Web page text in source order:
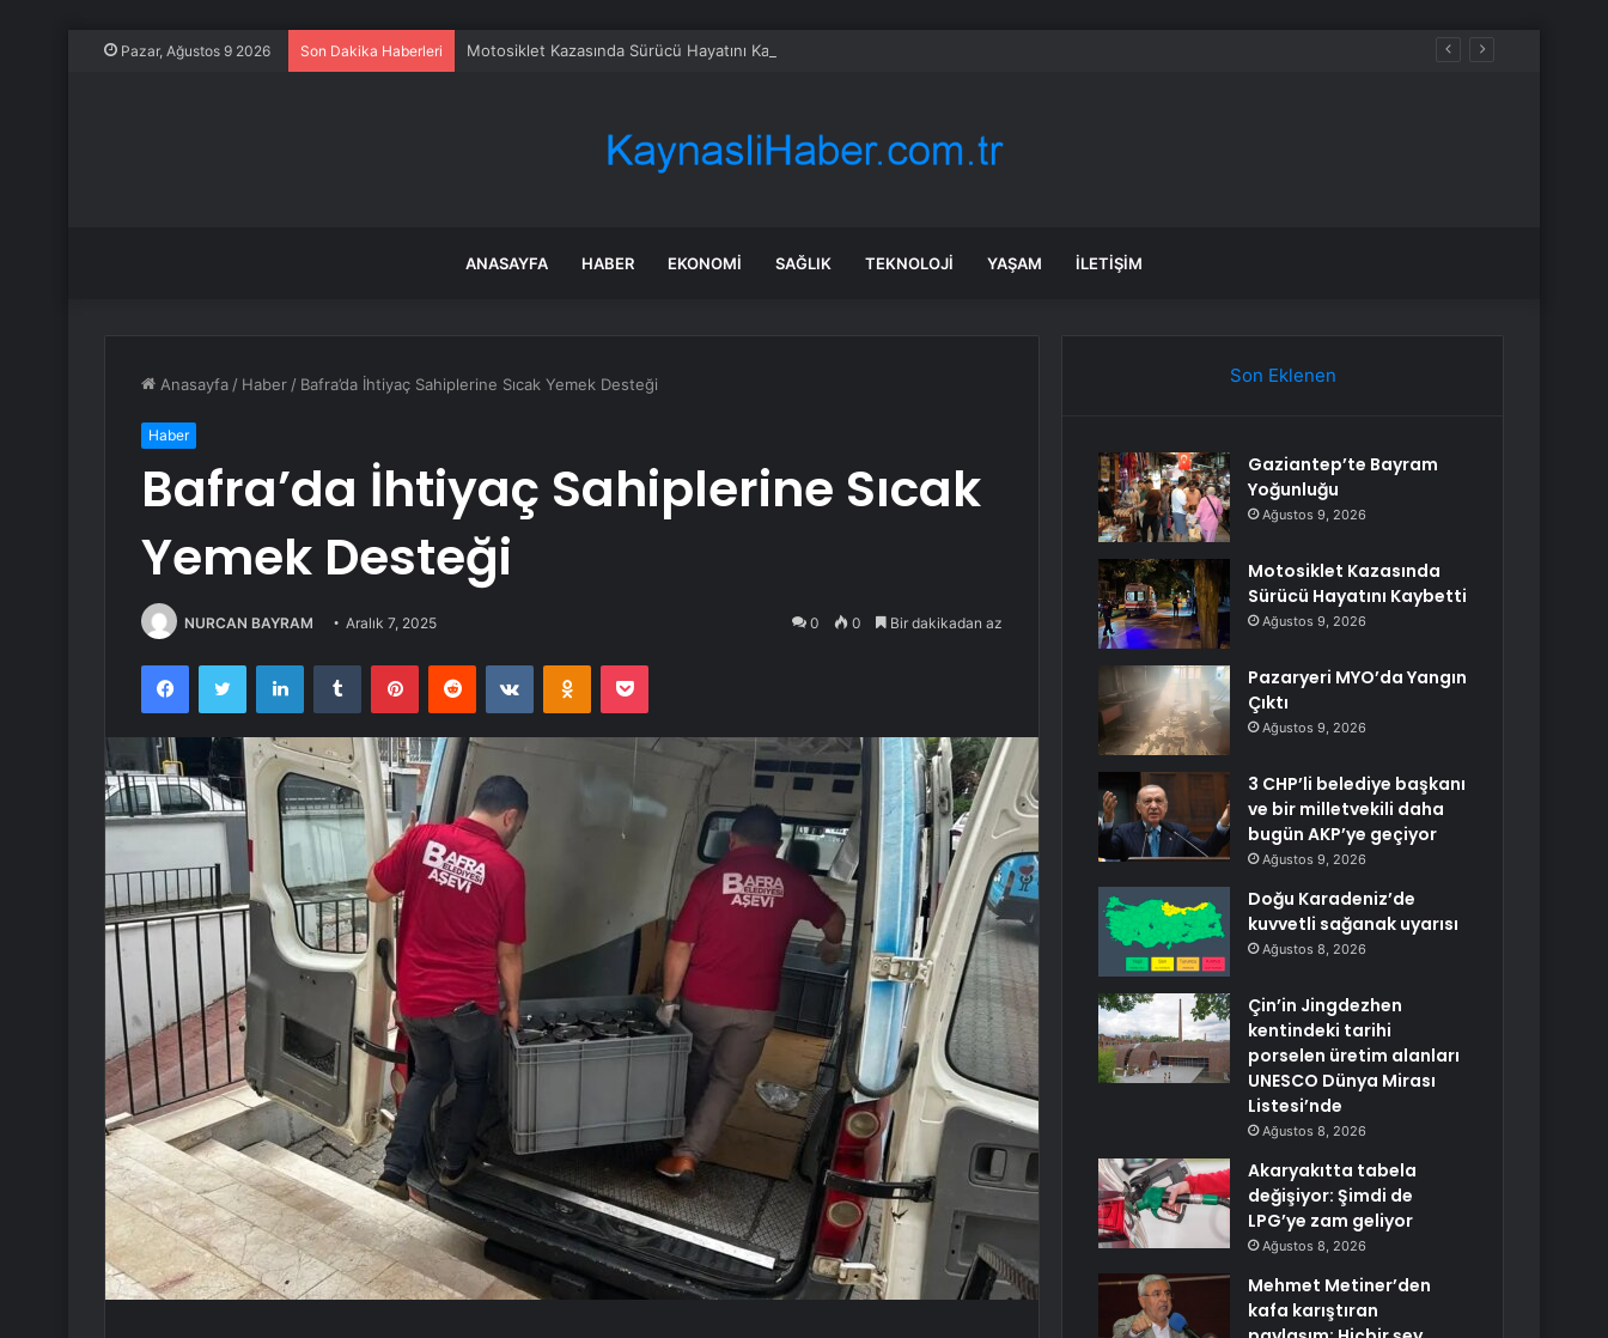
Pazar, Ağustos 9 2026 Son Dakika Haberleri Motosiklet Kazasında Sürücü Hayatını Kaybetti
ANASAYFA HABER EKONOMI SAĞLIK TEKNOLOJI YAŞAM İLETIŞIM
Anasayfa / Haber / Bafra’da İhtiyaç Sahiplerine Sıcak Yemek Desteği
Haber
Bafra’da İhtiyaç Sahiplerine Sıcak
Yemek Desteği
NURCAN BAYRAM Aralık 7, 2025 0 0 Bir dakikadan az
FacebookTwitter LinkedInTumblr PinterestReddit VKontakteOdnoklassniki
Pocket
Son Eklenen
Gaziantep’te Bayram
Yoğunluğu
Ağustos 9, 2026
Motosiklet Kazasında
Sürücü Hayatını Kaybetti
Ağustos 9, 2026
Pazaryeri MYO’da Yangın
Çıktı
Ağustos 9, 2026
3 CHP’li belediye başkanı
ve bir milletvekili daha
bugün AKP’ye geçiyor
Ağustos 9, 2026
Doğu Karadeniz’de
kuvvetli sağanak uyarısı
Ağustos 8, 2026
Çin’in Jingdezhen
kentindeki tarihi
porselen üretim alanları
UNESCO Dünya Mirası
Listesi’nde
Ağustos 8, 2026
Akaryakıtta tabela
değişiyor: Şimdi de
LPG’ye zam geliyor
Ağustos 8, 2026
Mehmet Metiner’den
kafa karıştıran